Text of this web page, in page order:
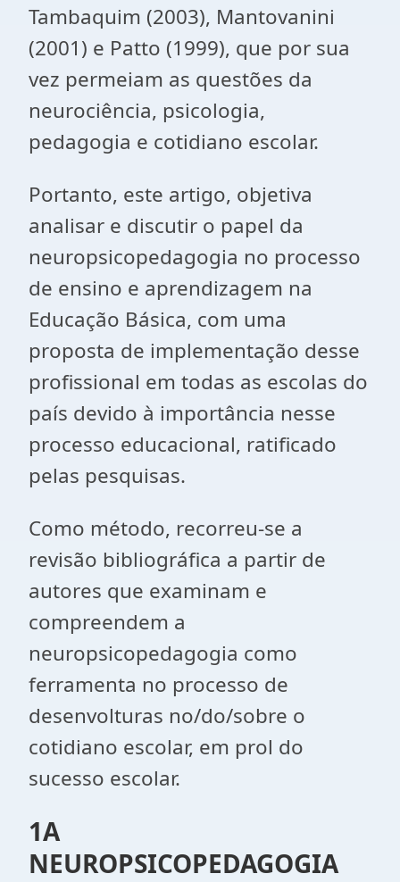
Tambaquim (2003), Mantovanini
(2001) e Patto (1999), que por sua
vez permeiam as questões da
neurociência, psicologia,
pedagogia e cotidiano escolar.
Portanto, este artigo, objetiva
analisar e discutir o papel da
neuropsicopedagogia no processo
de ensino e aprendizagem na
Educação Básica, com uma
proposta de implementação desse
profissional em todas as escolas do
país devido à importância nesse
processo educacional, ratificado
pelas pesquisas.
Como método, recorreu-se a
revisão bibliográfica a partir de
autores que examinam e
compreendem a
neuropsicopedagogia como
ferramenta no processo de
desenvolturas no/do/sobre o
cotidiano escolar, em prol do
sucesso escolar.
1A
NEUROPSICOPEDAGOGIA